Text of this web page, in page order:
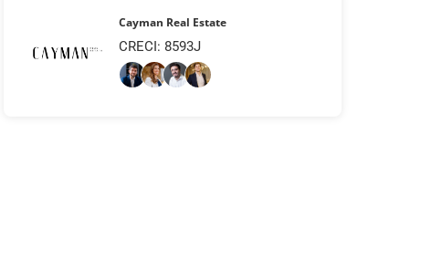
Cayman Real Estate
CRECI: 8593J